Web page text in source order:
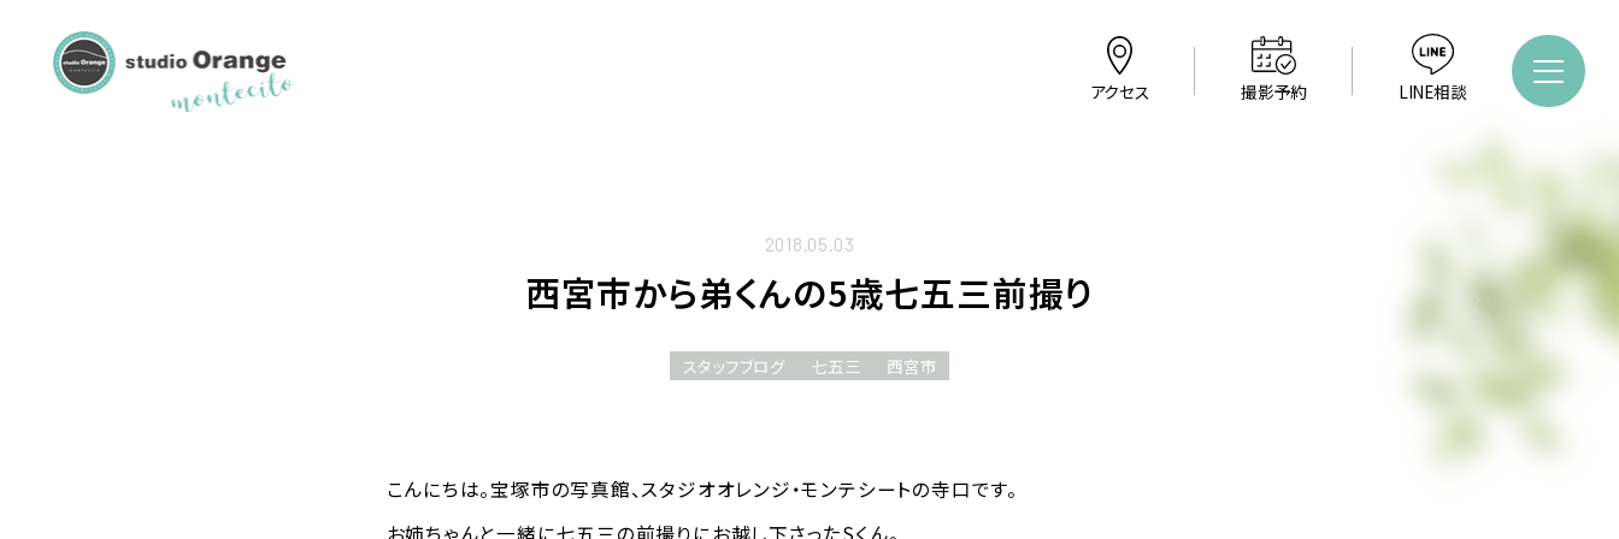
アクセス 撮影予約 LINE相談
2018.05.03
西宮市から弟くんの5歳七五三前撮り
スタッフブログ 七五三 西宮市
こんにちは。宝塚市の写真館、スタジオオレンジ・モンテシートの寺口です。
お姉ちゃんと一緒に七五三の前撮りにお越し下さったSくん。